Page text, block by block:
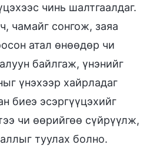
чинь шалтгаалдаг.
чамайг сонгож, заяа
атал өнөөдөр чи
байлгаж, үнэнийг
үнэхээр хайрладаг
биеэ эсэргүүцэхийг
чи өөрийгөө сүйрүүлж,
туулах болно.